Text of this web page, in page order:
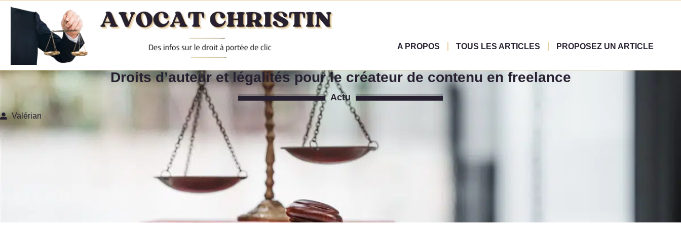
A PROPOS TOUS LES ARTICLES PROPOSEZ UN ARTICLE
Droits d’auteur et légalités pour le créateur de contenu en freelance
Actu
Valérian